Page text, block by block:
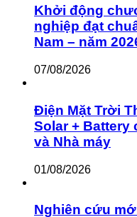
Khởi động
nghiệp đạt
Nam – năm
07/08/2026
Điện Mặt Trời
Solar + Battery
và Nhà máy
01/08/2026
Nghiên cứu